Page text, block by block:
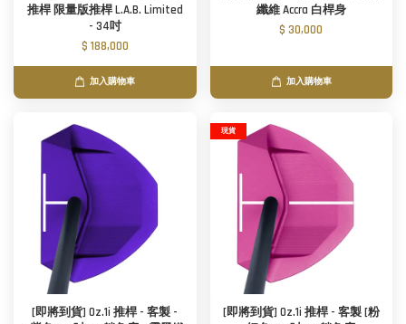
推桿 限量版推桿 L.A.B. Limited
- 34吋
$ 188,000
加入購物車
纖維 Accra 白桿身
$ 30,000
加入購物車
[即將到貨] Oz.1i 推桿 - 客製 -
現貨
[即將到貨] Oz.1i 推桿 - 客製 [粉